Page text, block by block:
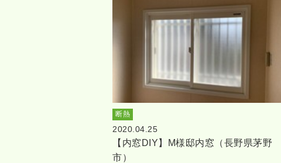
断熱
2020.04.25
【内窓DIY】M様邸内窓（長野県茅野
市）